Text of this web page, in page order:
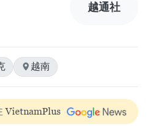
越通社
越南
VietnamPlus